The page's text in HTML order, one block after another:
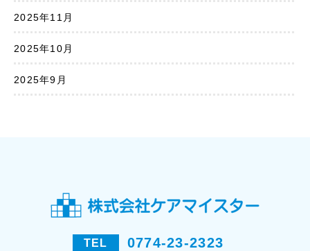
2025年11月
2025年10月
2025年9月
TEL 0774-23-2323